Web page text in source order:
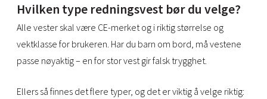
Hvilken type redningsvest bør du velge?
Alle vester skal være CE-merket og i riktig størrelse og
vektklasse for brukeren. Har du barn om bord, må vestene
passe nøyaktig – en for stor vest gir falsk trygghet.
Ellers så finnes det flere typer, og det er viktig å velge riktig: